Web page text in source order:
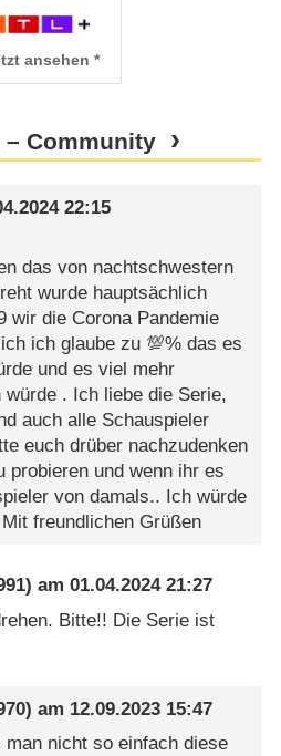
ansehen
Community
22:15
das von nachtschwestern
wurde hauptsächlich
wir die Corona Pandemie
ich glaube zu 💯% das es
und es viel mehr
würde . Ich liebe die Serie,
auch alle Schauspieler
euch drüber nachzudenken
probieren und wenn ihr es
von damals.. Ich würde
freundlichen Grüßen
am01.04.2024 21:27
Bitte!! Die Serie ist
am 12.09.2023 15:47
nicht so einfach diese